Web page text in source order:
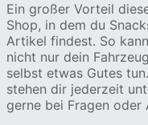
Ein großer Vorteil
Shop, in dem du
Artikel findest. So
nicht nur dein
selbst etwas Gutes
stehen dir jederzeit
gerne bei Fragen oder